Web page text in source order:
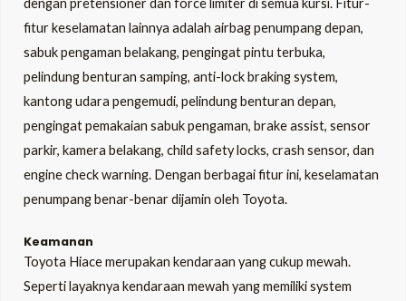
dengan pretensioner dan force limiter di semua kursi. Fitur-
fitur keselamatan lainnya adalah airbag penumpang depan,
sabuk pengaman belakang, pengingat pintu terbuka,
pelindung benturan samping, anti-lock braking system,
kantong udara pengemudi, pelindung benturan depan,
pengingat pemakaian sabuk pengaman, brake assist, sensor
parkir, kamera belakang, child safety locks, crash sensor, dan
engine check warning. Dengan berbagai fitur ini, keselamatan
penumpang benar-benar dijamin oleh Toyota.
Keamanan
Toyota Hiace merupakan kendaraan yang cukup mewah.
Seperti layaknya kendaraan mewah yang memiliki system